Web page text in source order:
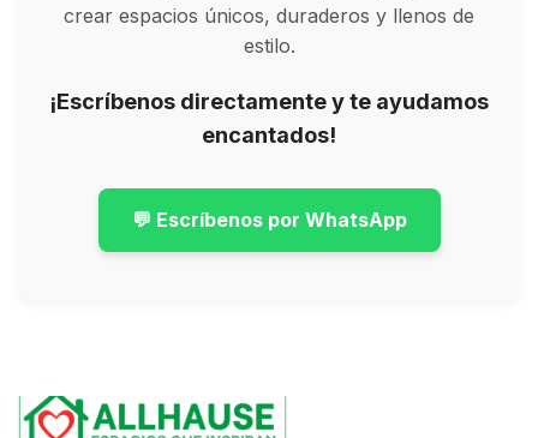
crear espacios únicos, duraderos y llenos de
estilo.
¡Escríbenos directamente y te ayudamos
encantados!
💬 Escríbenos por WhatsApp